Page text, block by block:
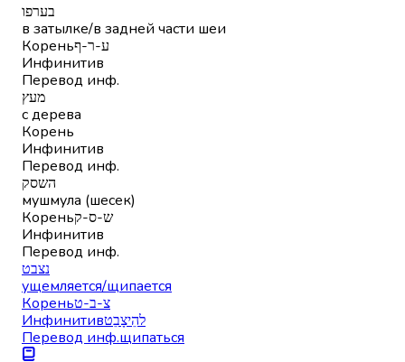
בערפו
в затылке/в задней части шеи
Кореньע-ר-ף
Инфинитив
Перевод инф.
מעץ
с дерева
Корень
Инфинитив
Перевод инф.
השסק
мушмула (шесек)
Кореньש-ס-ק
Инфинитив
Перевод инф.
נצבט
ущемляется/щипается
Кореньצ-ב-ט
Инфинитивלהֵיצָבֵט
Перевод инф.щипаться